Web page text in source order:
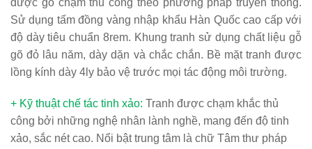
Sử dụng tấm đồng vàng nhập khẩu Hàn Quốc cao cấp với
độ dày tiêu chuẩn 8rem. Khung tranh sử dụng chất liệu gỗ
gõ đỏ lâu năm, dày dặn và chắc chắn. Bề mặt tranh được
lồng kính dày 4ly bảo vệ trước mọi tác động môi trường.
+ Kỹ thuật chế tác tinh xảo: Tranh được chạm khắc thủ
công bởi những nghệ nhân lành nghề, mang đến độ tinh
xảo, sắc nét cao. Nổi bật trung tâm là chữ Tâm thư pháp